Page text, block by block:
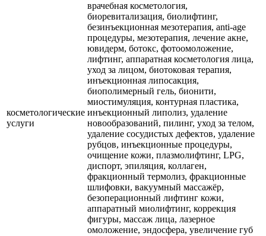
косметологические
услуги
врачебная косметология,
биоревитализация, биолифтинг,
безинъекционная мезотерапия, anti-age
процедуры, мезотерапия, лечение акне,
ювидерм, ботокс, фотоомоложение,
лифтинг, аппаратная косметология лица,
уход за лицом, биотоковая терапия,
инъекционная липосакция,
биополимерный гель, бионити,
миостимуляция, контурная пластика,
инъекционный липолиз, удаление
новообразований, пилинг, уход за телом,
удаление сосудистых дефектов, удаление
рубцов, инъекционные процедуры,
очищение кожи, плазмолифтинг, LPG,
диспорт, эпиляция, коллаген,
фракционный термолиз, фракционные
шлифовки, вакуумный массажёр,
безоперационный лифтинг кожи,
аппаратный миолифтинг, коррекция
фигуры, массаж лица, лазерное
омоложение, эндосфера, увеличение губ